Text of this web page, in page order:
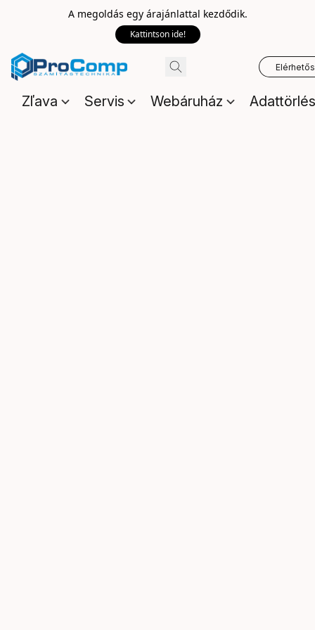
A megoldás egy árajánlattal kezdődik.
Kattintson ide!
Zľava Servis Webáruház